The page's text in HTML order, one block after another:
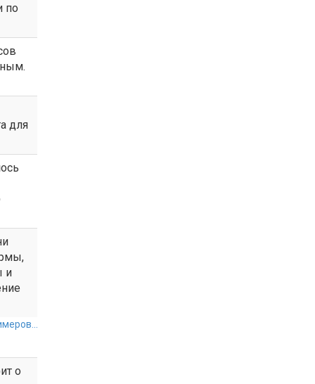
по
для
и
о